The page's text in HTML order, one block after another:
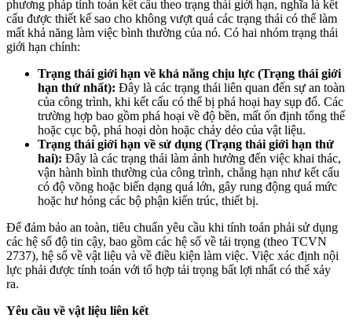
phương pháp tính toán kết cấu theo trạng thái giới hạn, nghĩa là kết
cấu được thiết kế sao cho không vượt quá các trạng thái có thể làm
mất khả năng làm việc bình thường của nó. Có hai nhóm trạng thái
giới hạn chính:
Trạng thái giới hạn về khả năng chịu lực (Trạng thái giới
hạn thứ nhất): Đây là các trạng thái liên quan đến sự an toàn
của công trình, khi kết cấu có thể bị phá hoại hay sụp đổ. Các
trường hợp bao gồm phá hoại về độ bền, mất ổn định tổng thể
hoặc cục bộ, phá hoại dòn hoặc chảy dẻo của vật liệu.
Trạng thái giới hạn về sử dụng (Trạng thái giới hạn thứ
hai): Đây là các trạng thái làm ảnh hưởng đến việc khai thác,
vận hành bình thường của công trình, chẳng hạn như kết cấu
có độ võng hoặc biến dạng quá lớn, gây rung động quá mức
hoặc hư hỏng các bộ phận kiến trúc, thiết bị.
Để đảm bảo an toàn, tiêu chuẩn yêu cầu khi tính toán phải sử dụng
các hệ số độ tin cậy, bao gồm các hệ số về tải trọng (theo TCVN
2737), hệ số về vật liệu và về điều kiện làm việc. Việc xác định nội
lực phải được tính toán với tổ hợp tải trọng bất lợi nhất có thể xảy
ra.
Yêu cầu về vật liệu liên kết